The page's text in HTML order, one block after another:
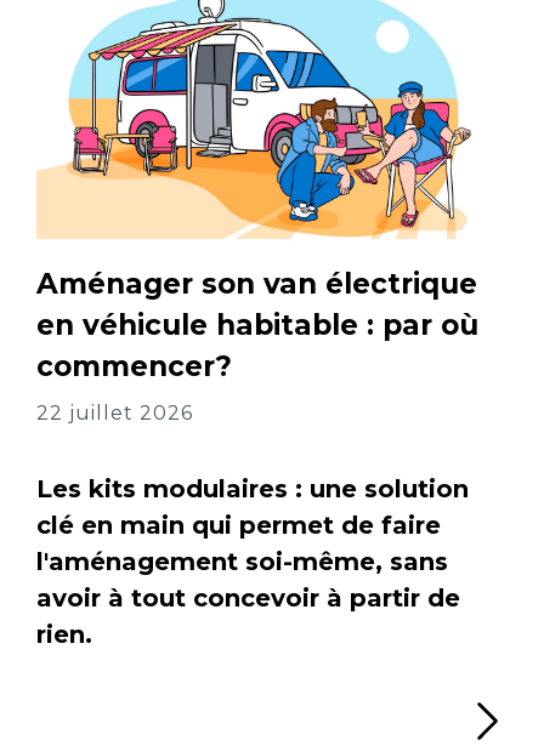
Aménager son van électrique
en véhicule habitable : par où
commencer?
22 juillet 2026
Les kits modulaires : une solution
clé en main qui permet de faire
l'aménagement soi-même, sans
avoir à tout concevoir à partir de
rien.